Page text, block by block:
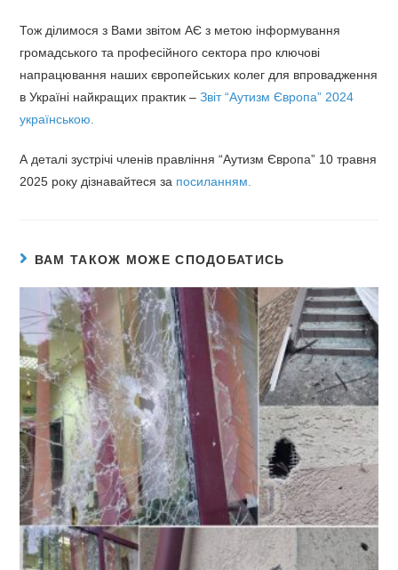
Тож ділимося з Вами звітом АЄ з метою інформування
громадського та професійного сектора про ключові
напрацювання наших європейських колег для впровадження
в Україні найкращих практик –Звіт “Аутизм Європа” 2024
українською.
А деталі зустрічі членів правління “Аутизм Європа” 10 травня
2025 року дізнавайтеся за посиланням.
ВАМ ТАКОЖ МОЖЕ СПОДОБАТИСЬ